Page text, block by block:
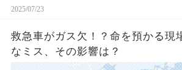
2025/07/23
救急車がガス欠！？命を預かる現
なミス、その影響は？